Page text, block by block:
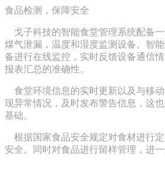
食品检测，保障安全
戈子科技的智能食堂管理系统配备一
煤气泄漏，温度和湿度监测设备。智
备进行在线监控，实时反馈设备通信
报表汇总的准确性。
食堂环境信息的实时更新以及与移
现异常情况，及时发布警告信息，这
基础。
根据国家食品安全规定对食材进行
安全。同时对食品进行留样管理，进一